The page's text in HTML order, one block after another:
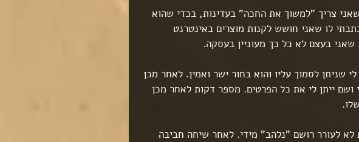
צריך "למשוך את החכה" בעדינות, בכדי שהוא
לו שאני חושש לקנות מוצרים באינטרנט
בעצם לא כל כך מעוניין בעסקה.
לסמוך עליו והוא בחור ישר ואמין. לאחר מכן
ושם ייתן לי את כל הפרטים. מספר דקות לאחר מכן
לעורר רושם "נלהב" מידי. לאחר שיחה חביבה